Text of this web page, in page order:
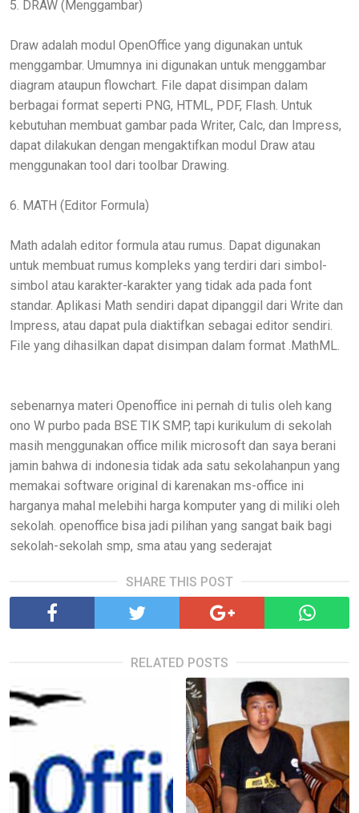
5. DRAW (Menggambar)
Draw adalah modul OpenOffice yang digunakan untuk
menggambar. Umumnya ini digunakan untuk menggambar
diagram ataupun flowchart. File dapat disimpan dalam
berbagai format seperti PNG, HTML, PDF, Flash. Untuk
kebutuhan membuat gambar pada Writer, Calc, dan Impress,
dapat dilakukan dengan mengaktifkan modul Draw atau
menggunakan tool dari toolbar Drawing.
6. MATH (Editor Formula)
Math adalah editor formula atau rumus. Dapat digunakan
untuk membuat rumus kompleks yang terdiri dari simbol-
simbol atau karakter-karakter yang tidak ada pada font
standar. Aplikasi Math sendiri dapat dipanggil dari Write dan
Impress, atau dapat pula diaktifkan sebagai editor sendiri.
File yang dihasilkan dapat disimpan dalam format .MathML.
sebenarnya materi Openoffice ini pernah di tulis oleh kang
ono W purbo pada BSE TIK SMP, tapi kurikulum di sekolah
masih menggunakan office milik microsoft dan saya berani
jamin bahwa di indonesia tidak ada satu sekolahanpun yang
memakai software original di karenakan ms-office ini
harganya mahal melebihi harga komputer yang di miliki oleh
sekolah. openoffice bisa jadi pilihan yang sangat baik bagi
sekolah-sekolah smp, sma atau yang sederajat
SHARE THIS POST
RELATED POSTS